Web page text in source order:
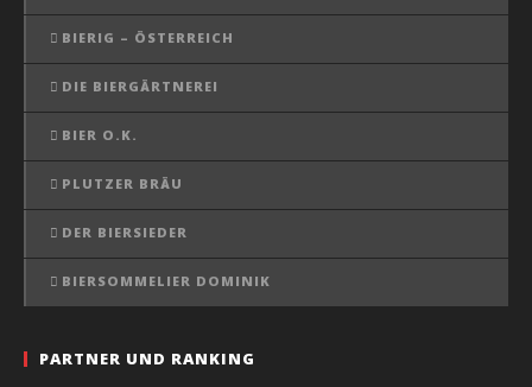
BIERIG – ÖSTERREICH
DIE BIERGÄRTNEREI
BIER O.K.
PLUTZER BRÄU
DER BIERSIEDER
BIERSOMMELIER DOMINIK
PARTNER UND RANKING